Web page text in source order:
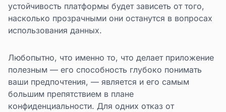
устойчивость платформы будет зависеть от того,
насколько прозрачными они останутся в вопросах
использования данных.
Любопытно, что именно то, что делает приложение
полезным — его способность глубоко понимать
ваши предпочтения, — является и его самым
большим препятствием в плане
конфиденциальности. Для одних отказ от